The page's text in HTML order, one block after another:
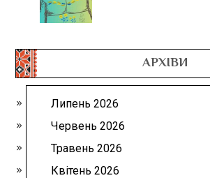
АРХІВИ
Липень 2026
Червень 2026
Травень 2026
Квітень 2026